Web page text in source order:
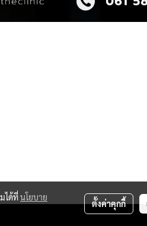
ได้ที่นโยบาย
ตั้งค่าคุกกี้